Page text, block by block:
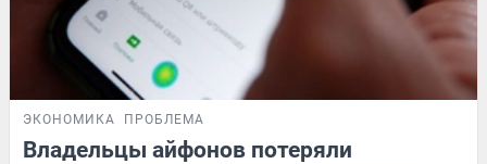
ЭКОНОМИКА ПРОБЛЕМА
Владельцы айфонов потеряли